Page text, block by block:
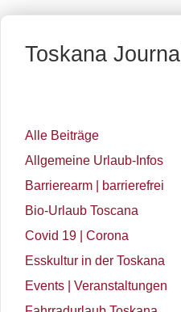
Toskana Journal
Alle Beiträge
Allgemeine Urlaub-Infos
Barrierearm | barrierefrei
Bio-Urlaub Toscana
Covid 19 | Corona
Esskultur in der Toskana
Events | Veranstaltungen